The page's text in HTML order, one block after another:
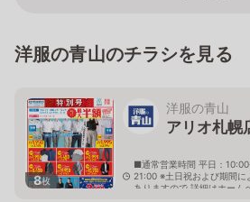
洋服の青山のチラシを見る
8枚
洋服の青山
アリオ札幌
■通常営業時間 平日：
21:00 ※土日祝および期間
ありますので 詳細はホーム